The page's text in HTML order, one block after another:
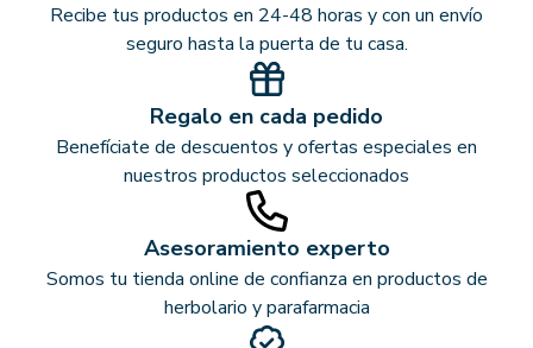
Recibe tus productos en 24-48 horas y con un envío
seguro hasta la puerta de tu casa.
Regalo en cada pedido
Benefíciate de descuentos y ofertas especiales en
nuestros productos seleccionados
Asesoramiento experto
Somos tu tienda online de confianza en productos de
herbolario y parafarmacia